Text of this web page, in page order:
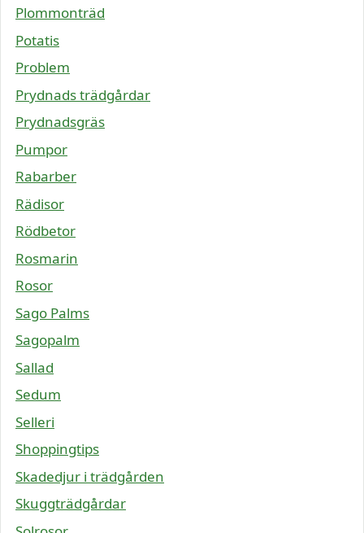
Plommonträd
Potatis
Problem
Prydnads trädgårdar
Prydnadsgräs
Pumpor
Rabarber
Rädisor
Rödbetor
Rosmarin
Rosor
Sago Palms
Sagopalm
Sallad
Sedum
Selleri
Shoppingtips
Skadedjur i trädgården
Skuggträdgårdar